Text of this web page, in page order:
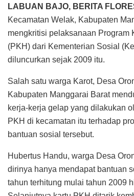
LABUAN BAJO, BERITA
Kecamatan Welak, Kabupaten
mengkritisi pelaksanaan Program
(PKH) dari Kementerian Sosial
diluncurkan sejak 2009 itu.
Salah satu warga Karot, Desa
Kabupaten Manggarai Barat
kerja-kerja gelap yang dilakukan
PKH di kecamatan itu terhadap
bantuan sosial tersebut.
Hubertus Handu, warga Desa
dirinya hanya mendapat bantuan
tahun terhitung mulai tahun 2009